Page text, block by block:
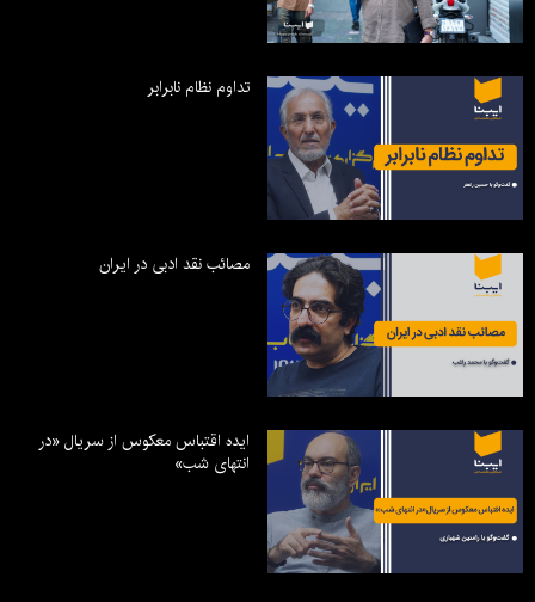
تداوم نظام نابرابر
مصائب نقد ادبی در ایران
ایده اقتباس معکوس از سریال «در
انتهای شب»